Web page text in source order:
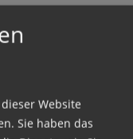
Sie das
Website
Sie haben das